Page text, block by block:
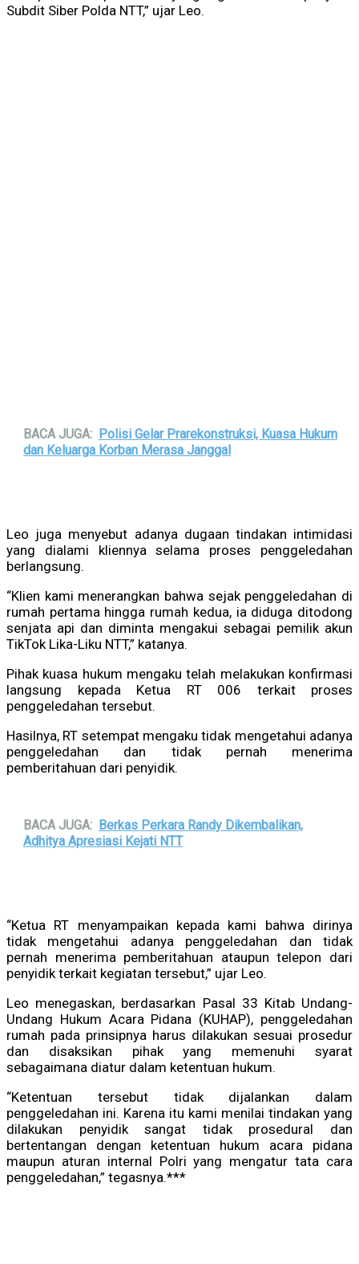
Subdit Siber Polda NTT,” ujar Leo.
BACA JUGA: Polisi Gelar Prarekonstruksi, Kuasa Hukum
dan Keluarga Korban Merasa Janggal
Leo juga menyebut adanya dugaan tindakan intimidasi
yang dialami kliennya selama proses penggeledahan
berlangsung.
“Klien kami menerangkan bahwa sejak penggeledahan di
rumah pertama hingga rumah kedua, ia diduga ditodong
senjata api dan diminta mengakui sebagai pemilik akun
TikTok Lika-Liku NTT,” katanya.
Pihak kuasa hukum mengaku telah melakukan konfirmasi
langsung kepada Ketua RT 006 terkait proses
penggeledahan tersebut.
Hasilnya, RT setempat mengaku tidak mengetahui adanya
penggeledahan dan tidak pernah menerima
pemberitahuan dari penyidik.
BACA JUGA: Berkas Perkara Randy Dikembalikan,
Adhitya Apresiasi Kejati NTT
“Ketua RT menyampaikan kepada kami bahwa dirinya
tidak mengetahui adanya penggeledahan dan tidak
pernah menerima pemberitahuan ataupun telepon dari
penyidik terkait kegiatan tersebut,” ujar Leo.
Leo menegaskan, berdasarkan Pasal 33 Kitab Undang-
Undang Hukum Acara Pidana (KUHAP), penggeledahan
rumah pada prinsipnya harus dilakukan sesuai prosedur
dan disaksikan pihak yang memenuhi syarat
sebagaimana diatur dalam ketentuan hukum.
“Ketentuan tersebut tidak dijalankan dalam
penggeledahan ini. Karena itu kami menilai tindakan yang
dilakukan penyidik sangat tidak prosedural dan
bertentangan dengan ketentuan hukum acara pidana
maupun aturan internal Polri yang mengatur tata cara
penggeledahan,” tegasnya.***